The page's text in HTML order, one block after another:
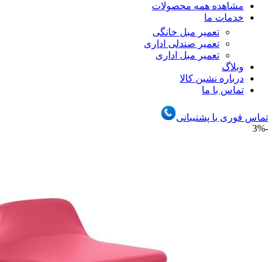
مشاهده همه محصولات
خدمات ما
تعمیر مبل خانگی
تعمیر صندلی اداری
تعمیر مبل اداری
وبلاگ
درباره نشین کالا
تماس با ما
تماس فوری با پشتیبانی
-3%